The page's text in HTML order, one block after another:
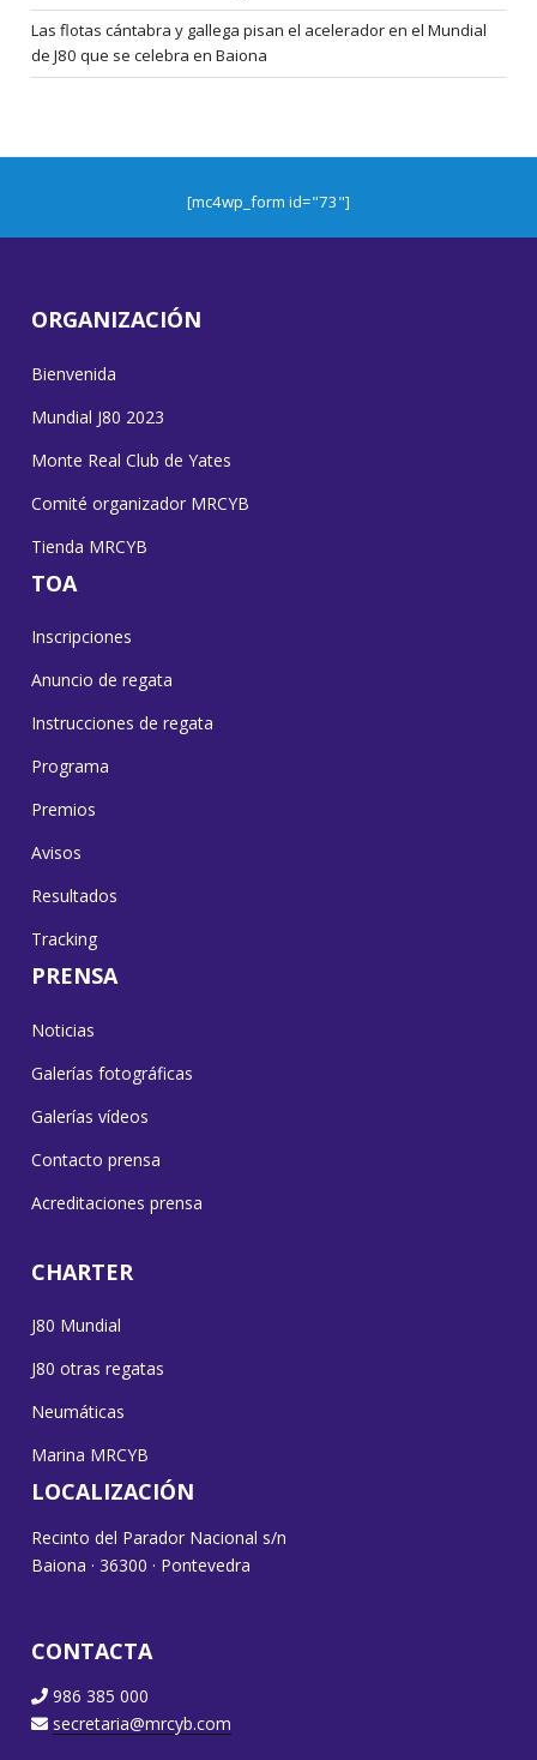
Las flotas cántabra y gallega pisan el acelerador en el Mundial
de J80 que se celebra en Baiona
[mc4wp_form id="73"]
ORGANIZACIÓN
Bienvenida
Mundial J80 2023
Monte Real Club de Yates
Comité organizador MRCYB
Tienda MRCYB
TOA
Inscripciones
Anuncio de regata
Instrucciones de regata
Programa
Premios
Avisos
Resultados
Tracking
PRENSA
Noticias
Galerías fotográficas
Galerías vídeos
Contacto prensa
Acreditaciones prensa
CHARTER
J80 Mundial
J80 otras regatas
Neumáticas
Marina MRCYB
LOCALIZACIÓN
Recinto del Parador Nacional s/n
Baiona · 36300 · Pontevedra
CONTACTA
986 385 000
secretaria@mrcyb.com